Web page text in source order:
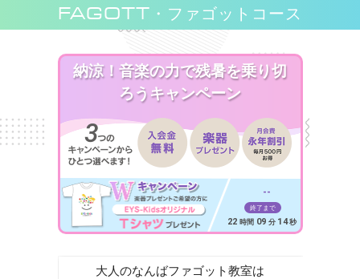
FAGOTT ・ファゴットコース
納涼！音楽の力で残暑を乗り切
ろうキャンペーン
--
終了まで
22 時間 09 分 12 秒
大人のなんばファゴット教室は